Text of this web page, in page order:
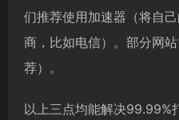
们推荐使用加速器（将自
商，比如电信）。部分网
荐）。
以上三点均能解决99.99%